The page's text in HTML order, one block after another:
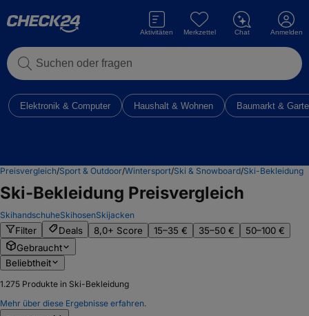
Suchen oder fragen
Aktivitäten Merkzettel Chat Anmelden
Elektronik & Computer Haushalt & Wohnen Baumarkt &
Preisvergleich/Sport & Outdoor/Wintersport/Ski & Snowboard/Ski-Bekleidung
Ski-Bekleidung Preisvergleich
SkihandschuheSkihosenSkijacken
Filter Deals 8,0+ Score 15–35 € 35–50 €
50–100 €
Gebraucht
Beliebtheit
1.275 Produkte in Ski-Bekleidung
Mehr über diese Ergebnisse erfahren.